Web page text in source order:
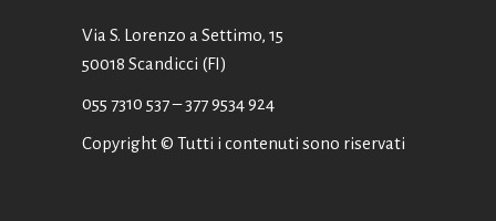
Via S. Lorenzo a Settimo, 15
50018 Scandicci (FI)
055 7310 537– 377 9534 924
Copyright © Tutti i contenuti sono riservati